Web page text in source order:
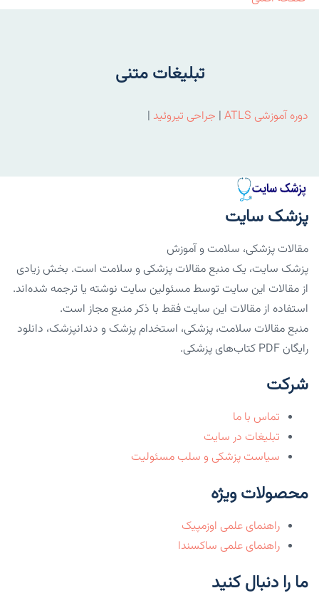
تبلیغات متنی
دوره آموزشی ATLS | جراحی تیروئید |
پزشک سایت
مقالات پزشکی، سلامت و آموزش
پزشک سایت، یک منبع مقالات پزشکی و سلامت است. بخش زیادی
از مقالات این سایت توسط مسئولین سایت نوشته یا ترجمه شده‌اند.
استفاده از مقالات این سایت فقط با ذکر منبع مجاز است.
منبع مقالات سلامت، پزشکی، استخدام پزشک و دندانپزشک، دانلود
رایگان PDF کتاب‌های پزشکی.
شرکت
تماس با ما
تبلیغات در سایت
سیاست پزشکی و سلب مسئولیت
محصولات ویژه
راهنمای علمی اوزمپیک
راهنمای علمی ساکسندا
ما را دنبال کنید